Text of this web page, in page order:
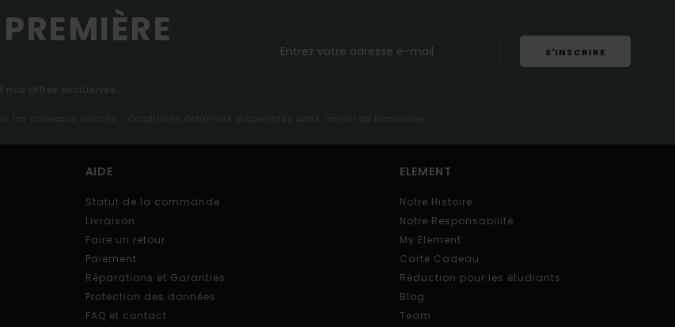
offres exclusives.
S'INSCRIRE
les nouveaux inscrits - Conditions détaillées disponibles dans l'email de bienvenue
AIDE
Statut de la commande
Livraison
Faire un retour
Paiement
Réparations et Garanties
Protection des données
FAQ et contact
ELEMENT
Notre Histoire
Notre Responsabilité
My Element
Carte Cadeau
Réduction pour les étudiants
Blog
Team